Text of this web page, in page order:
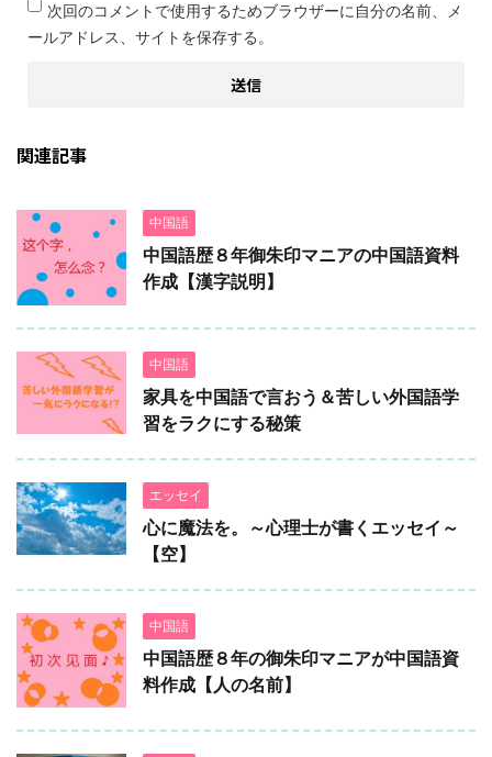
次回のコメントで使用するためブラウザーに自分の名前、メ
ールアドレス、サイトを保存する。
関連記事
中国語
中国語歴８年御朱印マニアの中国語資料
作成【漢字説明】
中国語
家具を中国語で言おう＆苦しい外国語学
習をラクにする秘策
エッセイ
心に魔法を。～心理士が書くエッセイ～
【空】
中国語
中国語歴８年の御朱印マニアが中国語資
料作成【人の名前】